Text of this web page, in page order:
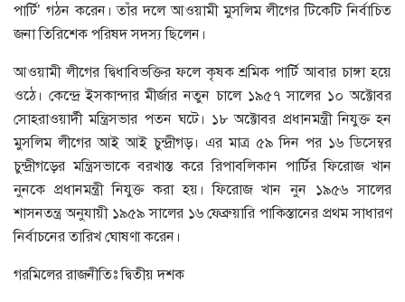
পার্টি’ গঠন করেন। তাঁর দলে আওয়ামী মুসলিম লীগের টিকেটি নির্বাচিত
জনা তিরিশেক পরিষদ সদস্য ছিলেন।
আওয়ামী লীগের দ্বিধাবিভক্তির ফলে কৃষক শ্রমিক পার্টি আবার চাঙ্গা হয়ে
ওঠে। কেন্দ্রে ইসকান্দার মীর্জার নতুন চালে ১৯৫৭ সালের ১০ অক্টোবর
সোহরাওয়ার্দী মন্ত্রিসভার পতন ঘটে। ১৮ অক্টোবর প্রধানমন্ত্রী নিযুক্ত হন
মুসলিম লীগের আই আই চুন্দ্রীগড়। এর মাত্র ৫৯ দিন পর ১৬ ডিসেম্বর
চুন্দ্রীগড়ের মন্ত্রিসভাকে বরখাস্ত করে রিপাবলিকান পার্টির ফিরোজ খান
নুনকে প্রধানমন্ত্রী নিযুক্ত করা হয়। ফিরোজ খান নুন ১৯৫৬ সালের
শাসনতন্ত্র অনুযায়ী ১৯৫৯ সালের ১৬ ফেব্রুয়ারি পাকিস্তানের প্রথম সাধারণ
নির্বাচনের তারিখ ঘোষণা করেন।
গরমিলের রাজনীতিঃ দ্বিতীয় দশক